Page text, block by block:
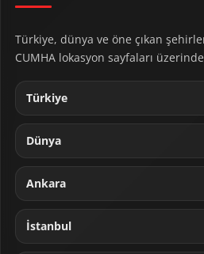
Türkiye, dünya ve öne çıkan
CUMHA lokasyon sayfaları
Türkiye
Dünya
Ankara
İstanbul